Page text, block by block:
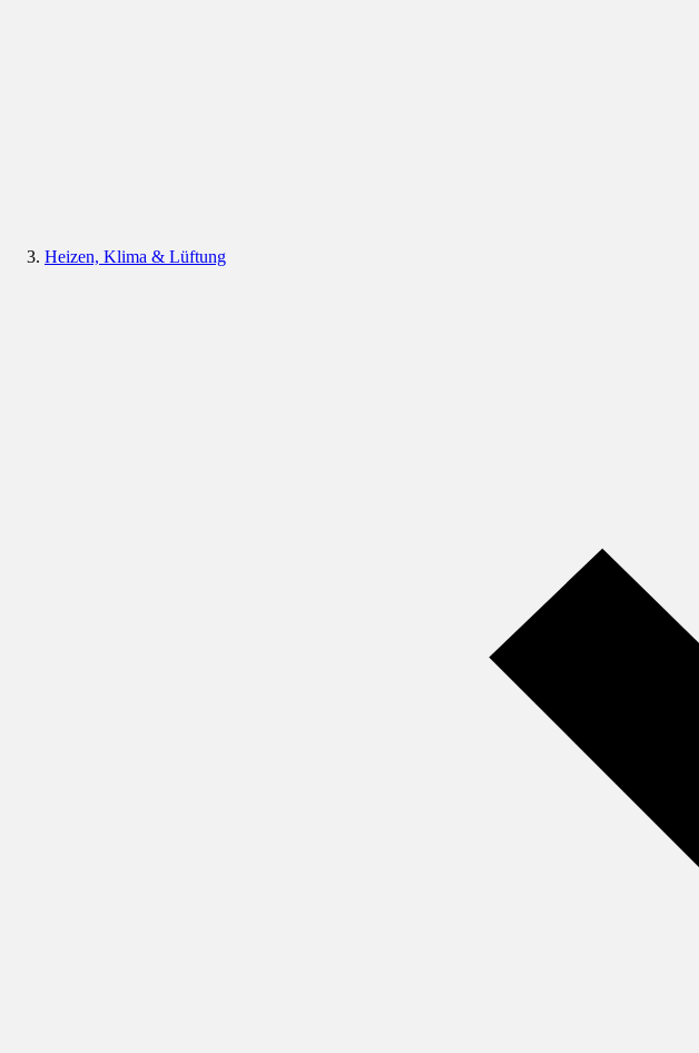
Heizen, Klima & Lüftung